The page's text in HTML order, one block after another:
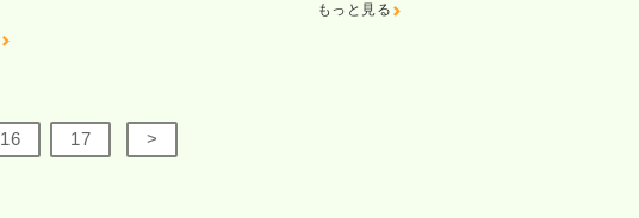
もっと見る
16 17 >